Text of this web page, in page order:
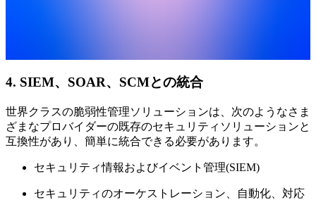
4. SIEM、SOAR、SCMとの統合
世界クラスの脆弱性管理ソリューションは、次のようなさま
ざまなプロバイダーの既存のセキュリティソリューションと
互換性があり、簡単に統合できる必要があります。
セキュリティ情報およびイベント管理(SIEM)
セキュリティのオーケストレーション、自動化、対応